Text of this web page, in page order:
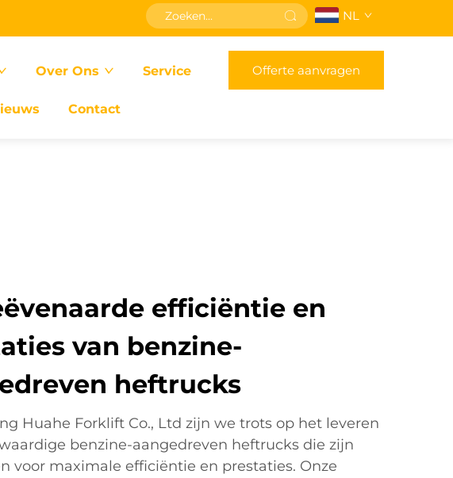
NL
Over Ons Service
Contact
Offerte aanvragen
efficiëntie en
van benzine-
heftrucks
Huahe Forklift Co., Ltd zijn we trots op het leveren
benzine-aangedreven heftrucks die zijn
voor maximale efficiëntie en prestaties. Onze